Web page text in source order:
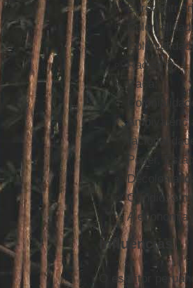
Racismo;
Raça;
Poder,
O índio, o
A economia
Influências
O escritor